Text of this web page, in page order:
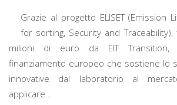
Grazie al progetto ELISET (Emission
for sorting, Security and
milioni di euro da EIT Transition,
finanziamento europeo che sostiene lo
innovative dal laboratorio al
applicare...